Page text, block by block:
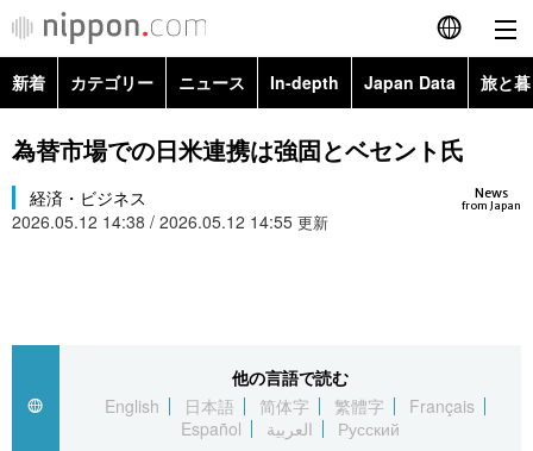
English
简体字
カテゴリー
新着 カテゴリー ニュース In-depth Japan Data 旅と
政治・外交
経済・ビジネス
Topics
Images
為替市場での日米連携は強固とベセント氏
News
from Japan
経済・ビジネス
2026.05.12 14:38 / 2026.05.12 14:55 更新
他の言語で読む
English
日本語 简体字 繁體字
Français
Español
العربية Русский